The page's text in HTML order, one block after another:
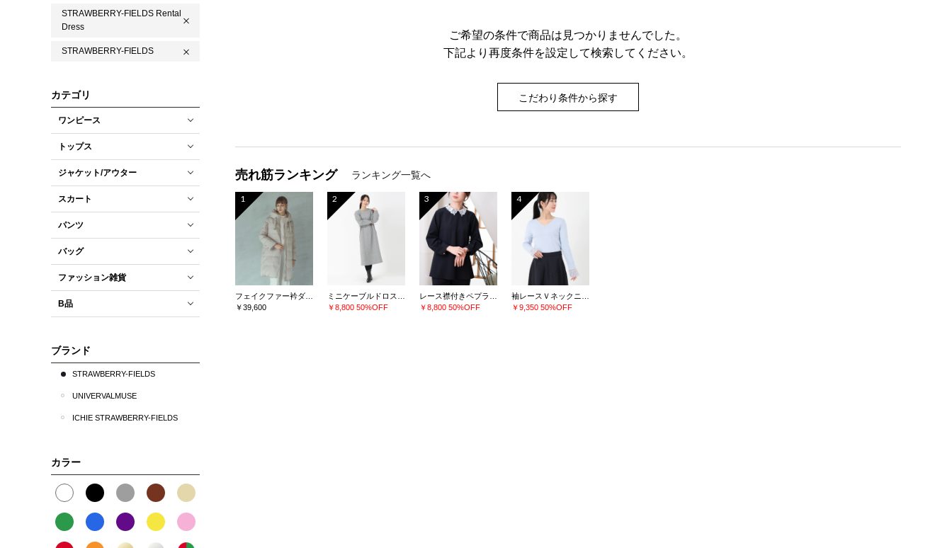
STRAWBERRY-FIELDS Rental
Dress
STRAWBERRY-FIELDS
カテゴリ
ワンピース
トップス
ジャケット/アウター
スカート
パンツ
バッグ
ファッション雑貨
B品
ブランド
STRAWBERRY-FIELDS
UNIVERVALMUSE
ICHIE STRAWBERRY-FIELDS
カラー
ご希望の条件で商品は見つかりませんでした。
下記より再度条件を設定して検索してください。
こだわり条件から探す
売れ筋ランキング ランキング一覧へ
1
￥39,600
2
￥8,800 50%OFF
3
￥8,800 50%OFF
4
￥9,350 50%OFF